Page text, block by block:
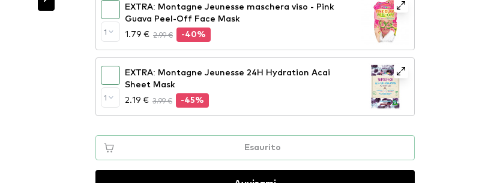
1
EXTRA: Montagne Jeunesse maschera viso - Pink
Guava Peel-Off Face Mask
1.79 € 2.99 € -40%
1
EXTRA: Montagne Jeunesse 24H Hydration Acai
Sheet Mask
2.19 € 3.99 € -45%
Esaurito